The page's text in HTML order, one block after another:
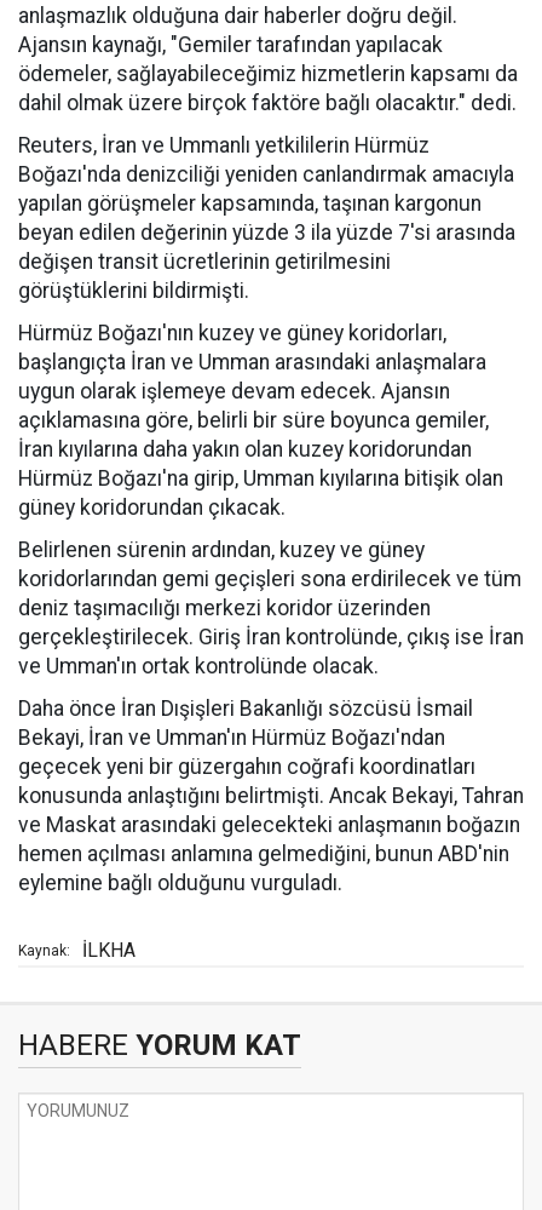
anlaşmazlık olduğuna dair haberler doğru değil.
Ajansın kaynağı, "Gemiler tarafından yapılacak
ödemeler, sağlayabileceğimiz hizmetlerin kapsamı da
dahil olmak üzere birçok faktöre bağlı olacaktır." dedi.
Reuters, İran ve Ummanlı yetkililerin Hürmüz
Boğazı'nda denizciliği yeniden canlandırmak amacıyla
yapılan görüşmeler kapsamında, taşınan kargonun
beyan edilen değerinin yüzde 3 ila yüzde 7'si arasında
değişen transit ücretlerinin getirilmesini
görüştüklerini bildirmişti.
Hürmüz Boğazı'nın kuzey ve güney koridorları,
başlangıçta İran ve Umman arasındaki anlaşmalara
uygun olarak işlemeye devam edecek. Ajansın
açıklamasına göre, belirli bir süre boyunca gemiler,
İran kıyılarına daha yakın olan kuzey koridorundan
Hürmüz Boğazı'na girip, Umman kıyılarına bitişik olan
güney koridorundan çıkacak.
Belirlenen sürenin ardından, kuzey ve güney
koridorlarından gemi geçişleri sona erdirilecek ve tüm
deniz taşımacılığı merkezi koridor üzerinden
gerçekleştirilecek. Giriş İran kontrolünde, çıkış ise İran
ve Umman'ın ortak kontrolünde olacak.
Daha önce İran Dışişleri Bakanlığı sözcüsü İsmail
Bekayi, İran ve Umman'ın Hürmüz Boğazı'ndan
geçecek yeni bir güzergahın coğrafi koordinatları
konusunda anlaştığını belirtmişti. Ancak Bekayi, Tahran
ve Maskat arasındaki gelecekteki anlaşmanın boğazın
hemen açılması anlamına gelmediğini, bunun ABD'nin
eylemine bağlı olduğunu vurguladı.
Kaynak: İLKHA
HABERE YORUM KAT